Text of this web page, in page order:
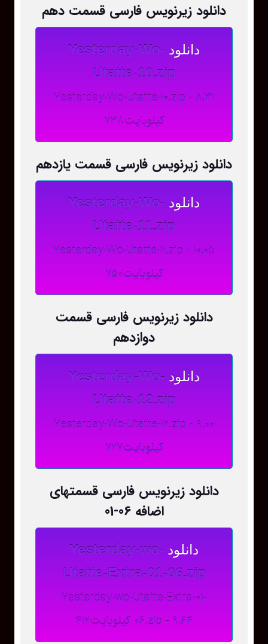
دانلود زیرنویس فارسی قسمت دهم
دانلود Yesterday-Wo-
Utatte-10.zip
Yesterday-Wo-Utatte-10.zip - 8,31
کیلوبایت738
دانلود زیرنویس فارسی قسمت یازدهم
دانلود Yesterday-Wo-
Utatte-11.zip
Yesterday-Wo-Utatte-11.zip - 10,05
کیلوبایت750
دانلود زیرنویس فارسی قسمت
دوازدهم
دانلود Yesterday-Wo-
Utatte-12.zip
Yesterday-Wo-Utatte-12.zip - 9,00
کیلوبایت727
دانلود زیرنویس فارسی قسمتهای
اضافه 06-01
دانلود Yesterday-wo-
Utatte-Extra-01-06.zip
Yesterday-wo-Utatte-Extra-01-
06.zip - 9,64 کیلوبایت412